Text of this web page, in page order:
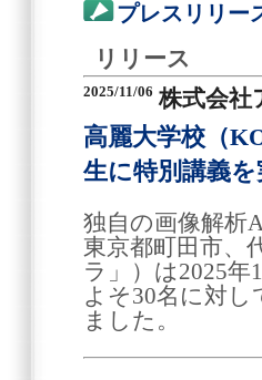
プレスリリー
リリース
2025/11/06 株式会社
高麗大学校（
生に特別講義を
独自の画像解析
東京都町田市、
ラ」）は2025
よそ30名に対
ました。